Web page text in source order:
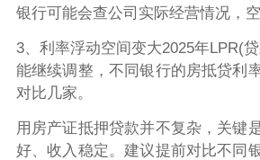
银行可能会查公司实际经营情况，
3、利率浮动空间变大2025年LPR(
能继续调整，不同银行的房抵贷利
对比几家。
用房产证抵押贷款并不复杂，关键
好、收入稳定。建议提前对比不同